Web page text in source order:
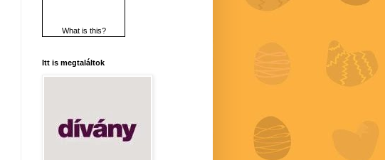
What is this?
Itt is megtaláltok